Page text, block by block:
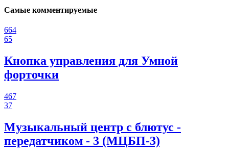
Самые комментируемые
664
65
Кнопка управления для Умной
форточки
467
37
Музыкальный центр с блютус -
передатчиком - 3 (МЦБП-3)